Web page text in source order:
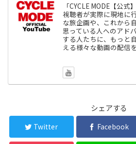
「CYCLE MODE【公式
視聴者が実際に現地に
な旅企画や、これから
思っている人へのアド
する人たちに、もっと
える様々な動画の配信
シェアする
Twitter Facebook